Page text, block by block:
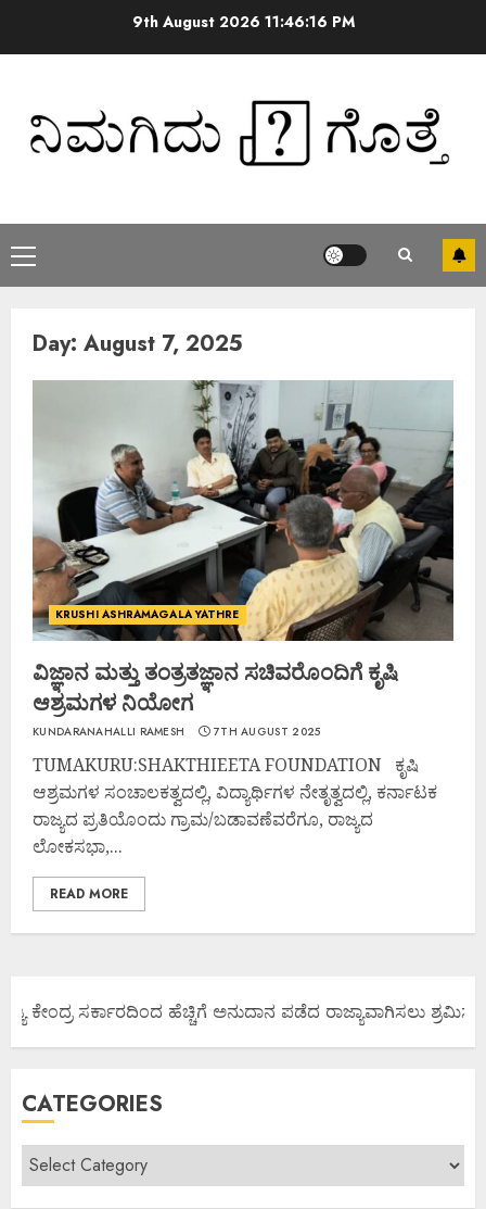
9th August 2026 11:46:16 PM
Day: August 7, 2025
KRUSHI ASHRAMAGALA YATHRE
ವಿಜ್ಞಾನ ಮತ್ತು ತಂತ್ರತಜ್ಞಾನ ಸಚಿವರೊಂದಿಗೆ ಕೃಷಿ
ಆಶ್ರಮಗಳ ನಿಯೋಗ
KUNDARANAHALLI RAMESH 7TH AUGUST 2025
TUMAKURU:SHAKTHIEETA FOUNDATION ಕೃಷಿ
ಆಶ್ರಮಗಳ ಸಂಚಾಲಕತ್ವದಲ್ಲಿ, ವಿದ್ಯಾರ್ಥಿಗಳ ನೇತೃತ್ವದಲ್ಲಿ, ಕರ್ನಾಟಕ
ರಾಜ್ಯದ ಪ್ರತಿಯೊಂದು ಗ್ರಾಮ/ಬಡಾವಣೆವರೆಗೂ, ರಾಜ್ಯದ
ಲೋಕಸಭಾ,...
READ MORE
ಕೇಂದ್ರ ಸರ್ಕಾರದಿಂದ ಹೆಚ್ಚಿಗೆ ಅನುದಾನ ಪಡೆದ ರಾಜ್ಯಾವಾಗಿಸಲು
CATEGORIES